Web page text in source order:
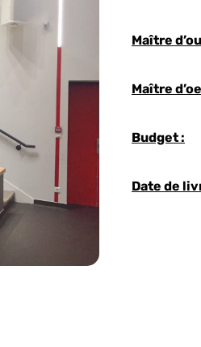
Maître
Maître
Budget :
Date de